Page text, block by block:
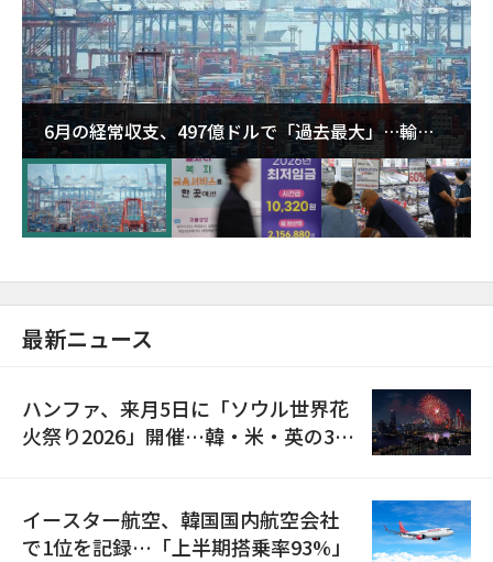
6月の経常収支、497億ドルで「過去最大」…輸出
が初の1000億ドル突破
最新ニュース
ハンファ、来月5日に「ソウル世界花
火祭り2026」開催…韓・米・英の3カ
イースター航空、韓国国内航空会社
で1位を記録…「上半期搭乗率93%」